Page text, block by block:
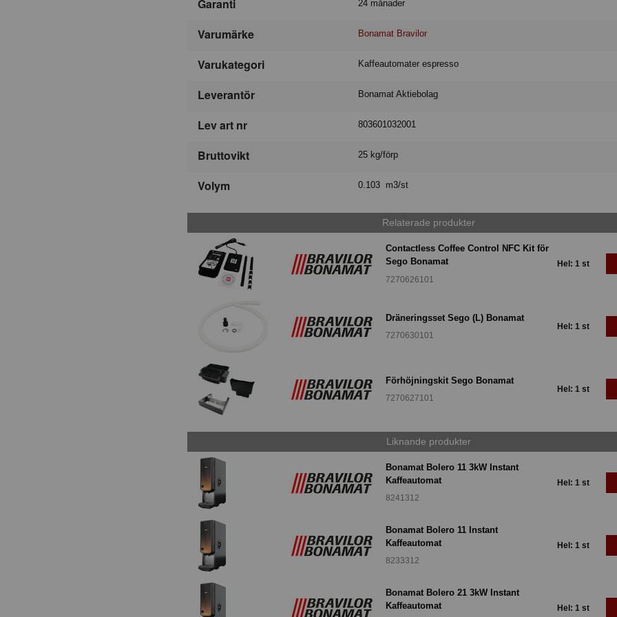
Garanti 24 månader
Varumärke Bonamat Bravilor
Varukategori Kaffeautomater espresso
Leverantör Bonamat Aktiebolag
Lev art nr 803601032001
Bruttovikt 25 kg/förp
Volym 0.103 m3/st
Relaterade produkter
Contactless Coffee Control NFC Kit för
Sego Bonamat
7270626101
Hel: 1 st
Dräneringsset Sego (L) Bonamat
7270630101
Hel: 1 st
Förhöjningskit Sego Bonamat
7270627101
Hel: 1 st
Liknande produkter
Bonamat Bolero 11 3kW Instant
Kaffeautomat
8241312
Hel: 1 st
Bonamat Bolero 11 Instant
Kaffeautomat
8233312
Hel: 1 st
Bonamat Bolero 21 3kW Instant
Kaffeautomat
Hel: 1 st